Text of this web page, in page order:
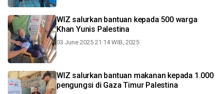
WIZ salurkan bantuan kepada 500 warga
Khan Yunis Palestina
03 June 2025 21:14 WIB, 2025
WIZ salurkan bantuan makanan kepada 1.000
pengungsi di Gaza Timur Palestina